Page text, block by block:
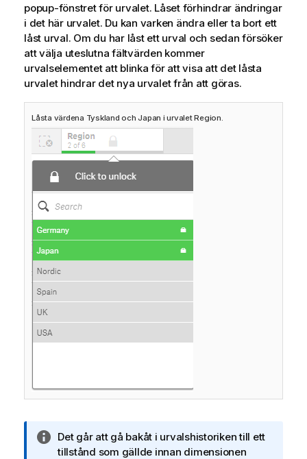
popup-fönstret för urvalet. Låset förhindrar ändringar
i det här urvalet. Du kan varken ändra eller ta bort ett
låst urval. Om du har låst ett urval och sedan försöker
att välja uteslutna fältvärden kommer
urvalselementet att blinka för att visa att det låsta
urvalet hindrar det nya urvalet från att göras.
Låsta värdena Tyskland och Japan i urvalet Region.
A
n
Det går att gå bakåt i urvalshistoriken till ett
tillstånd som gällde innan dimensionen